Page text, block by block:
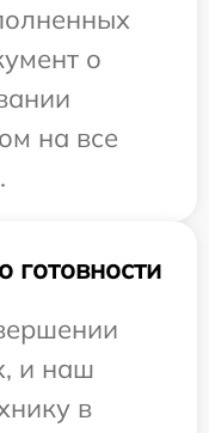
о
на все
и наш
в